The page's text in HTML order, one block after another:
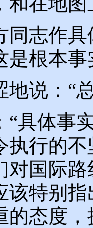
同志作
是根本事
地说：“
“具体事
执行的
对国际
特别指
的态度，